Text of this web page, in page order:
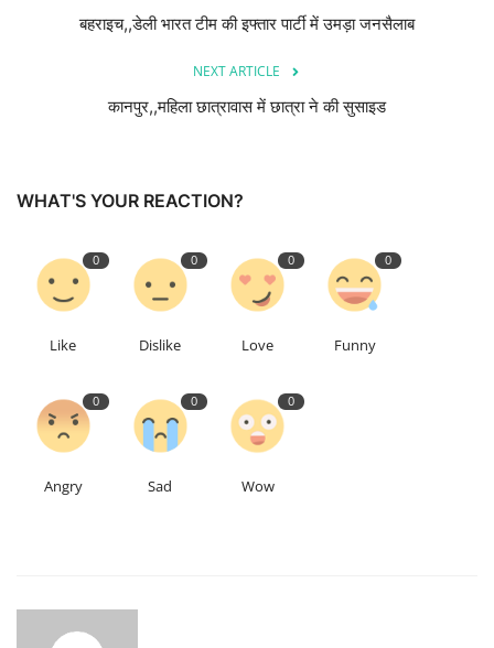
उत्तर प्रदेश
बहराइच,,डेली भारत टीम की इफ्तार पार्टी में उमड़ा जनसैलाब
NEXT ARTICLE
कानपुर,,महिला छात्रावास में छात्रा ने की सुसाइड
WHAT'S YOUR REACTION?
0
Like
0
Dislike
0
Love
0
Funny
0
Angry
0
Sad
0
Wow